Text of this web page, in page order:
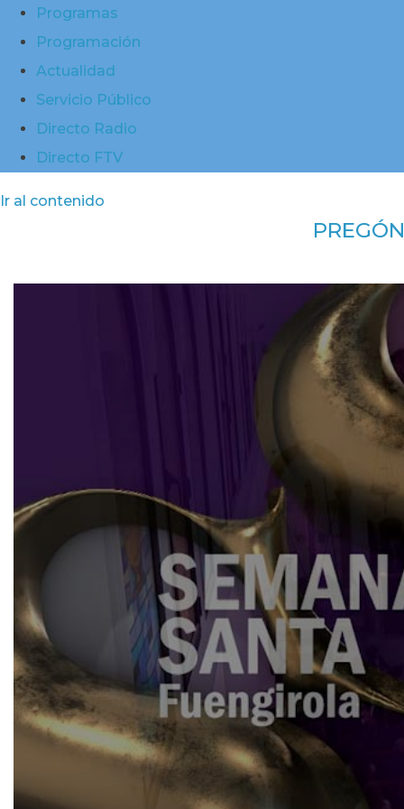
Programas
Programación
Actualidad
Servicio Público
Directo Radio
Directo FTV
Ir al contenido